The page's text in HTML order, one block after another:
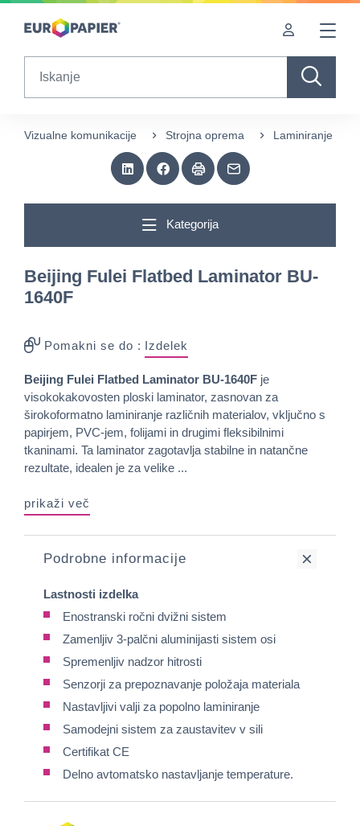
Table Of Content
Vizualne komunikacije Strojna oprema Laminiranje in
Kategorija
Beijing Fulei Flatbed Laminator BU-
1640F
Pomakni se do : Izdelek
Beijing Fulei Flatbed Laminator BU-1640F je
visokokakovosten ploski laminator, zasnovan za
širokoformatno laminiranje različnih materialov, vključno s
papirjem, PVC-jem, folijami in drugimi fleksibilnimi
tkaninami. Ta laminator zagotavlja stabilne in natančne
rezultate, idealen je za velike ...
prikaži več
Podrobne informacije
Lastnosti izdelka
Enostranski ročni dvižni sistem
Zamenljiv 3-palčni aluminijasti sistem osi
Spremenljiv nadzor hitrosti
Senzorji za prepoznavanje položaja materiala
Nastavljivi valji za popolno laminiranje
Samodejni sistem za zaustavitev v sili
Certifikat CE
Delno avtomatsko nastavljanje temperature.